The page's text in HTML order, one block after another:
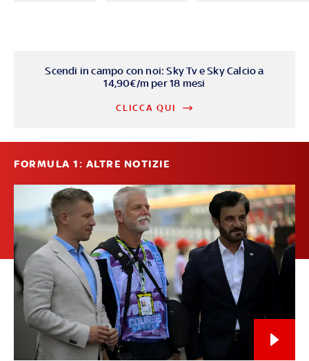
Scendi in campo con noi: Sky Tv e Sky Calcio a
14,90€/m per 18 mesi
CLICCA QUI
FORMULA 1: ALTRE NOTIZIE